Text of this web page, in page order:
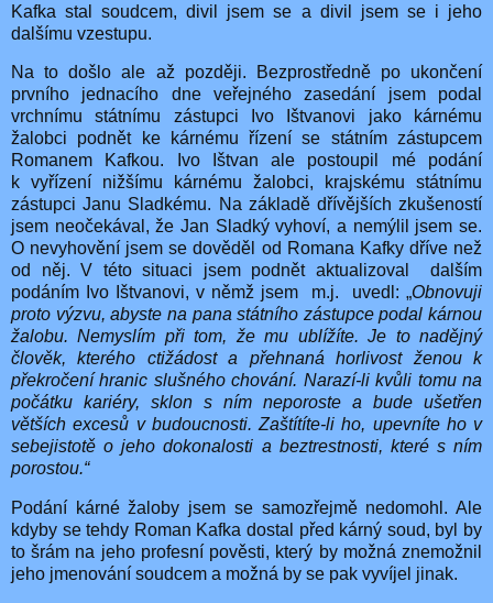
Kafka stal soudcem, divil jsem se a divil jsem se i jeho
dalšímu vzestupu.
Na to došlo ale až později. Bezprostředně po ukončení
prvního jednacího dne veřejného zasedání jsem podal
vrchnímu státnímu zástupci Ivo Ištvanovi jako kárnému
žalobci podnět ke kárnému řízení se státním zástupcem
Romanem Kafkou. Ivo Ištvan ale postoupil mé podání
k vyřízení nižšímu kárnému žalobci, krajskému státnímu
zástupci Janu Sladkému. Na základě dřívějších zkušeností
jsem neočekával, že Jan Sladký vyhoví, a nemýlil jsem se.
O nevyhovění jsem se dověděl od Romana Kafky dříve než
od něj. V této situaci jsem podnět aktualizoval dalším
podáním Ivo Ištvanovi, v němž jsem m.j. uvedl: „Obnovuji
proto výzvu, abyste na pana státního zástupce podal kárnou
žalobu. Nemyslím při tom, že mu ublížíte. Je to nadějný
člověk, kterého ctižádost a přehnaná horlivost ženou k
překročení hranic slušného chování. Narazí-li kvůli tomu na
počátku kariéry, sklon s ním neporoste a bude ušetřen
větších excesů v budoucnosti. Zaštítíte-li ho, upevníte ho v
sebejistotě o jeho dokonalosti a beztrestnosti, které s ním
porostou.“
Podání kárné žaloby jsem se samozřejmě nedomohl. Ale
kdyby se tehdy Roman Kafka dostal před kárný soud, byl by
to šrám na jeho profesní pověsti, který by možná znemožnil
jeho jmenování soudcem a možná by se pak vyvíjel jinak.